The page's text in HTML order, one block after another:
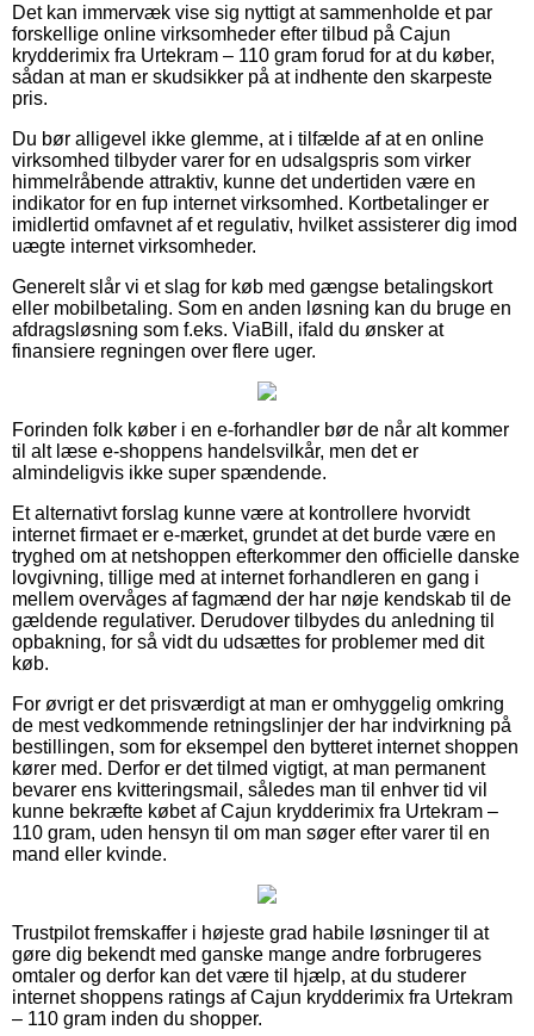
Det kan immervæk vise sig nyttigt at sammenholde et par
forskellige online virksomheder efter tilbud på Cajun
krydderimix fra Urtekram – 110 gram forud for at du køber,
sådan at man er skudsikker på at indhente den skarpeste
pris.
Du bør alligevel ikke glemme, at i tilfælde af at en online
virksomhed tilbyder varer for en udsalgspris som virker
himmelråbende attraktiv, kunne det undertiden være en
indikator for en fup internet virksomhed. Kortbetalinger er
imidlertid omfavnet af et regulativ, hvilket assisterer dig imod
uægte internet virksomheder.
Generelt slår vi et slag for køb med gængse betalingskort
eller mobilbetaling. Som en anden løsning kan du bruge en
afdragsløsning som f.eks. ViaBill, ifald du ønsker at
finansiere regningen over flere uger.
Forinden folk køber i en e-forhandler bør de når alt kommer
til alt læse e-shoppens handelsvilkår, men det er
almindeligvis ikke super spændende.
Et alternativt forslag kunne være at kontrollere hvorvidt
internet firmaet er e-mærket, grundet at det burde være en
tryghed om at netshoppen efterkommer den officielle danske
lovgivning, tillige med at internet forhandleren en gang i
mellem overvåges af fagmænd der har nøje kendskab til de
gældende regulativer. Derudover tilbydes du anledning til
opbakning, for så vidt du udsættes for problemer med dit
køb.
For øvrigt er det prisværdigt at man er omhyggelig omkring
de mest vedkommende retningslinjer der har indvirkning på
bestillingen, som for eksempel den bytteret internet shoppen
kører med. Derfor er det tilmed vigtigt, at man permanent
bevarer ens kvitteringsmail, således man til enhver tid vil
kunne bekræfte købet af Cajun krydderimix fra Urtekram –
110 gram, uden hensyn til om man søger efter varer til en
mand eller kvinde.
Trustpilot fremskaffer i højeste grad habile løsninger til at
gøre dig bekendt med ganske mange andre forbrugeres
omtaler og derfor kan det være til hjælp, at du studerer
internet shoppens ratings af Cajun krydderimix fra Urtekram
– 110 gram inden du shopper.